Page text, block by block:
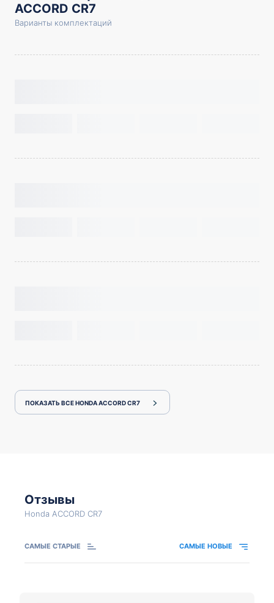
ACCORD CR7
Варианты комплектаций
ПОКАЗАТЬ ВСЕ HONDA ACCORD CR7
Отзывы
Honda ACCORD CR7
САМЫЕ СТАРЫЕ САМЫЕ НОВЫЕ